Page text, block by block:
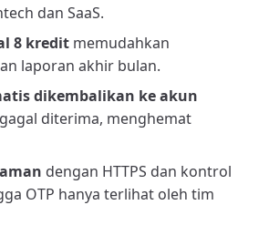
dan SaaS.
8 kredit memudahkan
laporan akhir bulan.
dikembalikan ke akun
diterima, menghemat
dengan HTTPS dan kontrol
OTP hanya terlihat oleh tim